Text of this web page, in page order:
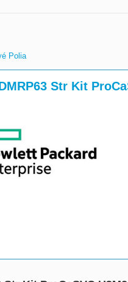
Polia
Str Kit